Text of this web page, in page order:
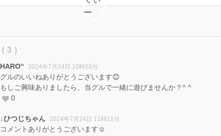
（ 3 ）
HARO‘‘ 2024年7月24日 10時55分
グルのいいねありがとうございます😊
もしご興味ありましたら、当グルで一緒に遊びませんか？^ ^
0
↓ひつじちゃん 2024年7月24日 11時11分
コメントありがとうございます☺️